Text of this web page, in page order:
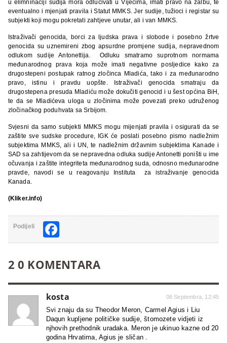
u elimninaciji sudija mora odlučivati u Vijećima, imati pravo na žalbu, te
eventualno i mjenjati pravila i Statut MMKS. Jer sudije, tužioci i registar su
subjekti koji mogu pokretati zahtjeve unutar, ali i van MMKS.
Istraživači genocida, borci za ljudska prava i slobode i posebno žrtve
genocida su uznemireni zbog apsurdne promjene sudija, nepravednom
odlukom sudije Antonettija. Odluku smatramo suprotnom normama
međunarodnog prava koja može imati negativne posljedice kako za
drugostepeni postupak ratnog zločinca Mladića, tako i za međunarodno
pravo, istinu i pravdu uopšte. Istraživači genocida smatraju da
drugostepena presuda Mladiću može dokučiti genocid i u šest općina BiH,
te da se Mladićeva uloga u zločinima može povezati preko udruženog
zločinačkog poduhvata sa Srbijom.
Svjesni da samo subjekti MMKS mogu mijenjati pravila i osigurati da se
zaštite sve sudske procedure, IGK će poslati posebno pismo nadležnim
subjektima MMKS, ali i UN, te nadležnim državnim subjektima Kanade i
SAD sa zahtijevom da se nepravedna odluka sudije Antonetti poništi u ime
očuvanja i zaštite integriteta međunarodnog suda, odnosno međunarodne
pravde, navodi se u reagovanju Instituta za istraživanje genocida
Kanada.
(Kliker.info)
Podijeli
2 0 KOMENTARA
kosta 06 Septembra, 12:45
Svi znaju da su Theodor Meron, Carmel Agius i Liu
Daqun kupljene političke sudije, štomozete vidjeti iz
njhovih prethodnik uradaka. Meron je ukinuo kazne od 20
godina Hrvatima, Agius je sličan .